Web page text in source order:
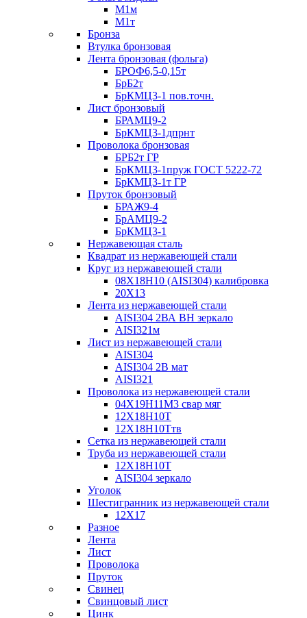
М1м
М1т
Бронза
Втулка бронзовая
Лента бронзовая (фольга)
БРОФ6,5-0,15т
БрБ2т
БрКМЦ3-1 пов.точн.
Лист бронзовый
БРАМЦ9-2
БрКМЦ3-1дпрнт
Проволока бронзовая
БРБ2т ГР
БрКМЦ3-1пруж ГОСТ 5222-72
БрКМЦ3-1т ГР
Пруток бронзовый
БРАЖ9-4
БрАМЦ9-2
БрКМЦ3-1
Нержавеющая сталь
Квадрат из нержавеющей стали
Круг из нержавеющей стали
08Х18Н10 (AISI304) калибровка
20Х13
Лента из нержавеющей стали
AISI304 2ВА ВН зеркало
AISI321м
Лист из нержавеющей стали
AISI304
AISI304 2В мат
AISI321
Проволока из нержавеющей стали
04Х19Н11М3 свар мяг
12Х18Н10Т
12Х18Н10Ттв
Сетка из нержавеющей стали
Труба из нержавеющей стали
12Х18Н10Т
AISI304 зеркало
Уголок
Шестигранник из нержавеющей стали
12Х17
Разное
Лента
Лист
Проволока
Пруток
Свинец
Свинцовый лист
Цинк